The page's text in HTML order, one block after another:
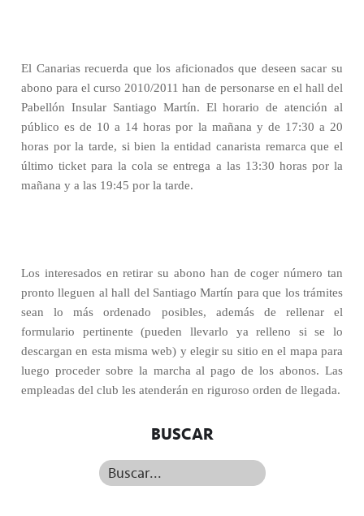
El Canarias recuerda que los aficionados que deseen sacar su
abono para el curso 2010/2011 han de personarse en el hall del
Pabellón Insular Santiago Martín. El horario de atención al
público es de 10 a 14 horas por la mañana y de 17:30 a 20
horas por la tarde, si bien la entidad canarista remarca que el
último ticket para la cola se entrega a las 13:30 horas por la
mañana y a las 19:45 por la tarde.
Los interesados en retirar su abono han de coger número tan
pronto lleguen al hall del Santiago Martín para que los trámites
sean lo más ordenado posibles, además de rellenar el
formulario pertinente (pueden llevarlo ya relleno si se lo
descargan en esta misma web) y elegir su sitio en el mapa para
luego proceder sobre la marcha al pago de los abonos. Las
empleadas del club les atenderán en riguroso orden de llegada.
BUSCAR
Buscar...